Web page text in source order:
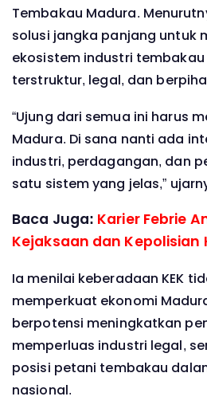
Tembakau Madura.
solusi jangka panjang untuk
ekosistem industri tembakau
terstruktur, legal, dan
“Ujung dari semua ini harus
Madura. Di sana nanti ada
industri, perdagangan, dan
satu sistem yang jelas,”
Baca Juga: Karier Febrie
Kejaksaan dan Kepolisian
Ia menilai keberadaan KEK
memperkuat ekonomi
berpotensi meningkatkan
memperluas industri legal,
posisi petani tembakau
nasional.